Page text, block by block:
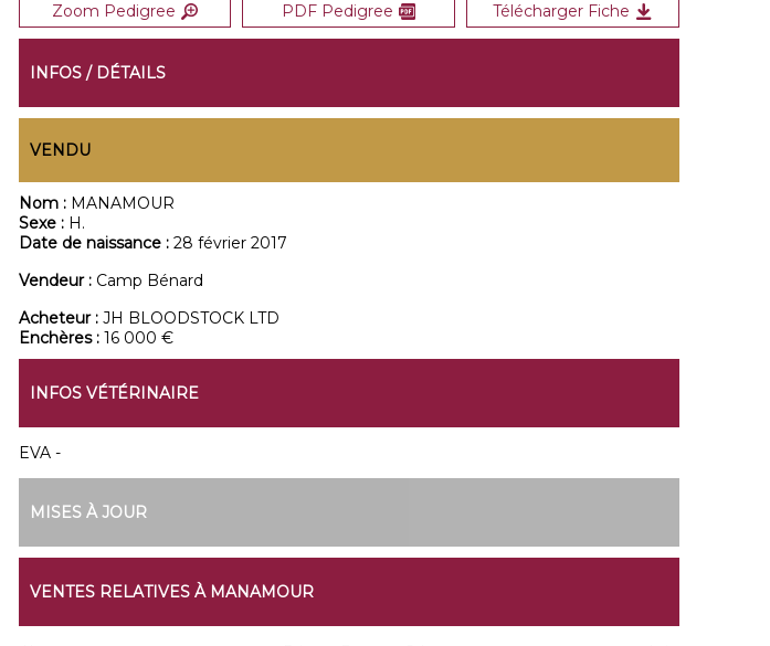
Zoom Pedigree PDF Pedigree Télécharger Fiche
INFOS / DÉTAILS
VENDU
Nom : MANAMOUR
Sexe : H.
Date de naissance : 28 février 2017
Vendeur : Camp Bénard
Acheteur : JH BLOODSTOCK LTD
Enchères : 16 000 €
INFOS VÉTÉRINAIRE
EVA -
MISES À JOUR
VENTES RELATIVES À MANAMOUR